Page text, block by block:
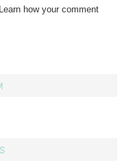
Learn how your comment